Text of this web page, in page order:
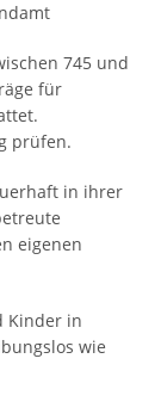
745 und
für
prüfen.
in ihrer
eigenen
Kinder in
wie